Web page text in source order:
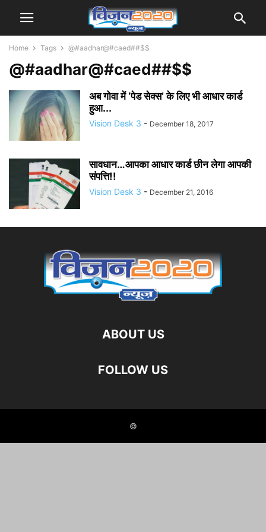
Home Tags @#aadhar@#caed##$$
@#aadhar@#caed##$$
अब गोवा में ‘पेड सेक्स’ के लिए भी आधार कार्ड
हुआ...
Vision Desk 3 - December 18, 2017
सावधान…आपका आधार कार्ड छीन लेगा आपकी
संपत्ति!!
Vision Desk 3 - December 21, 2016
ABOUT US
FOLLOW US
©